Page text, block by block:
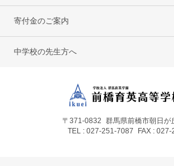
寄付金のご案内
中学校の先生方へ
〒371-0832 群馬県前橋市朝日が
TEL : 027-251-7087
FAX :